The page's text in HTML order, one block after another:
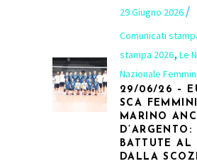
29 Giugno 2026
Comunicati
stampa 2026, Le
Nazionale
29/06/26 –
SCA
MARINO
D’ARGENTO:
BATTUTE AL
DALLA